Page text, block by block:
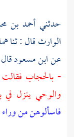
حدثني أحمد بن
الوارثقال : ثنا
عنابن مسعود
- بالحجاب فقالت
والوحي ينزل في
فاسألوهن من